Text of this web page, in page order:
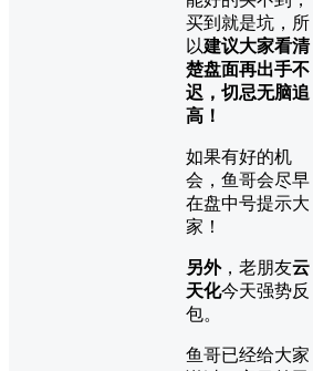
买到就是坑，所
以建议大家看清
楚盘面再出手不
迟，切忌无脑追
高！
如果有好的机
会，鱼哥会尽早
在盘中号提示大
家！
另外，老朋友云
天化今天强势反
包。
鱼哥已经给大家